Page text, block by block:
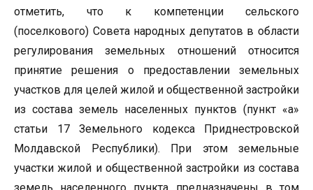
отметить, что к компетенции сельского
(поселкового) Совета народных депутатов в области
регулирования земельных отношений относится
принятие решения о предоставлении земельных
участков для целей жилой и общественной застройки
из состава земель населенных пунктов (пункт «а»
статьи 17 Земельного кодекса Приднестровской
Молдавской Республики). При этом земельные
участки жилой и общественной застройки из состава